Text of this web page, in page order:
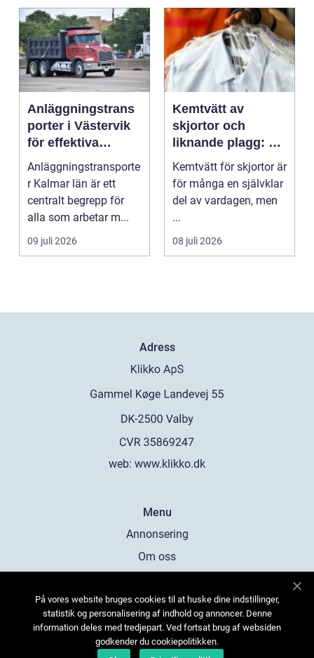
Anläggningstrans
porter i Västervik
för effektiva
byggprojekt
Anläggningstransporte
r Kalmar län är ett
centralt begrepp för
alla som arbetar m...
09 juli 2026
Kemtvätt av
skjortor och
liknande plagg: Så
fungerar
professionell
klädvård i
Kemtvätt för skjortor är
för många en självklar
del av vardagen, men
...
08 juli 2026
Adress
web: www.klikko.dk
Menu
Annonsering
Om oss
Kontakta oss
Sitemap
På vores website bruges cookies til at huske dine indstillinger,
statistik og personalisering af indhold og annoncer. Denne
information deles med tredjepart. Ved fortsat brug af websiden
godkender du cookiepolitikken.